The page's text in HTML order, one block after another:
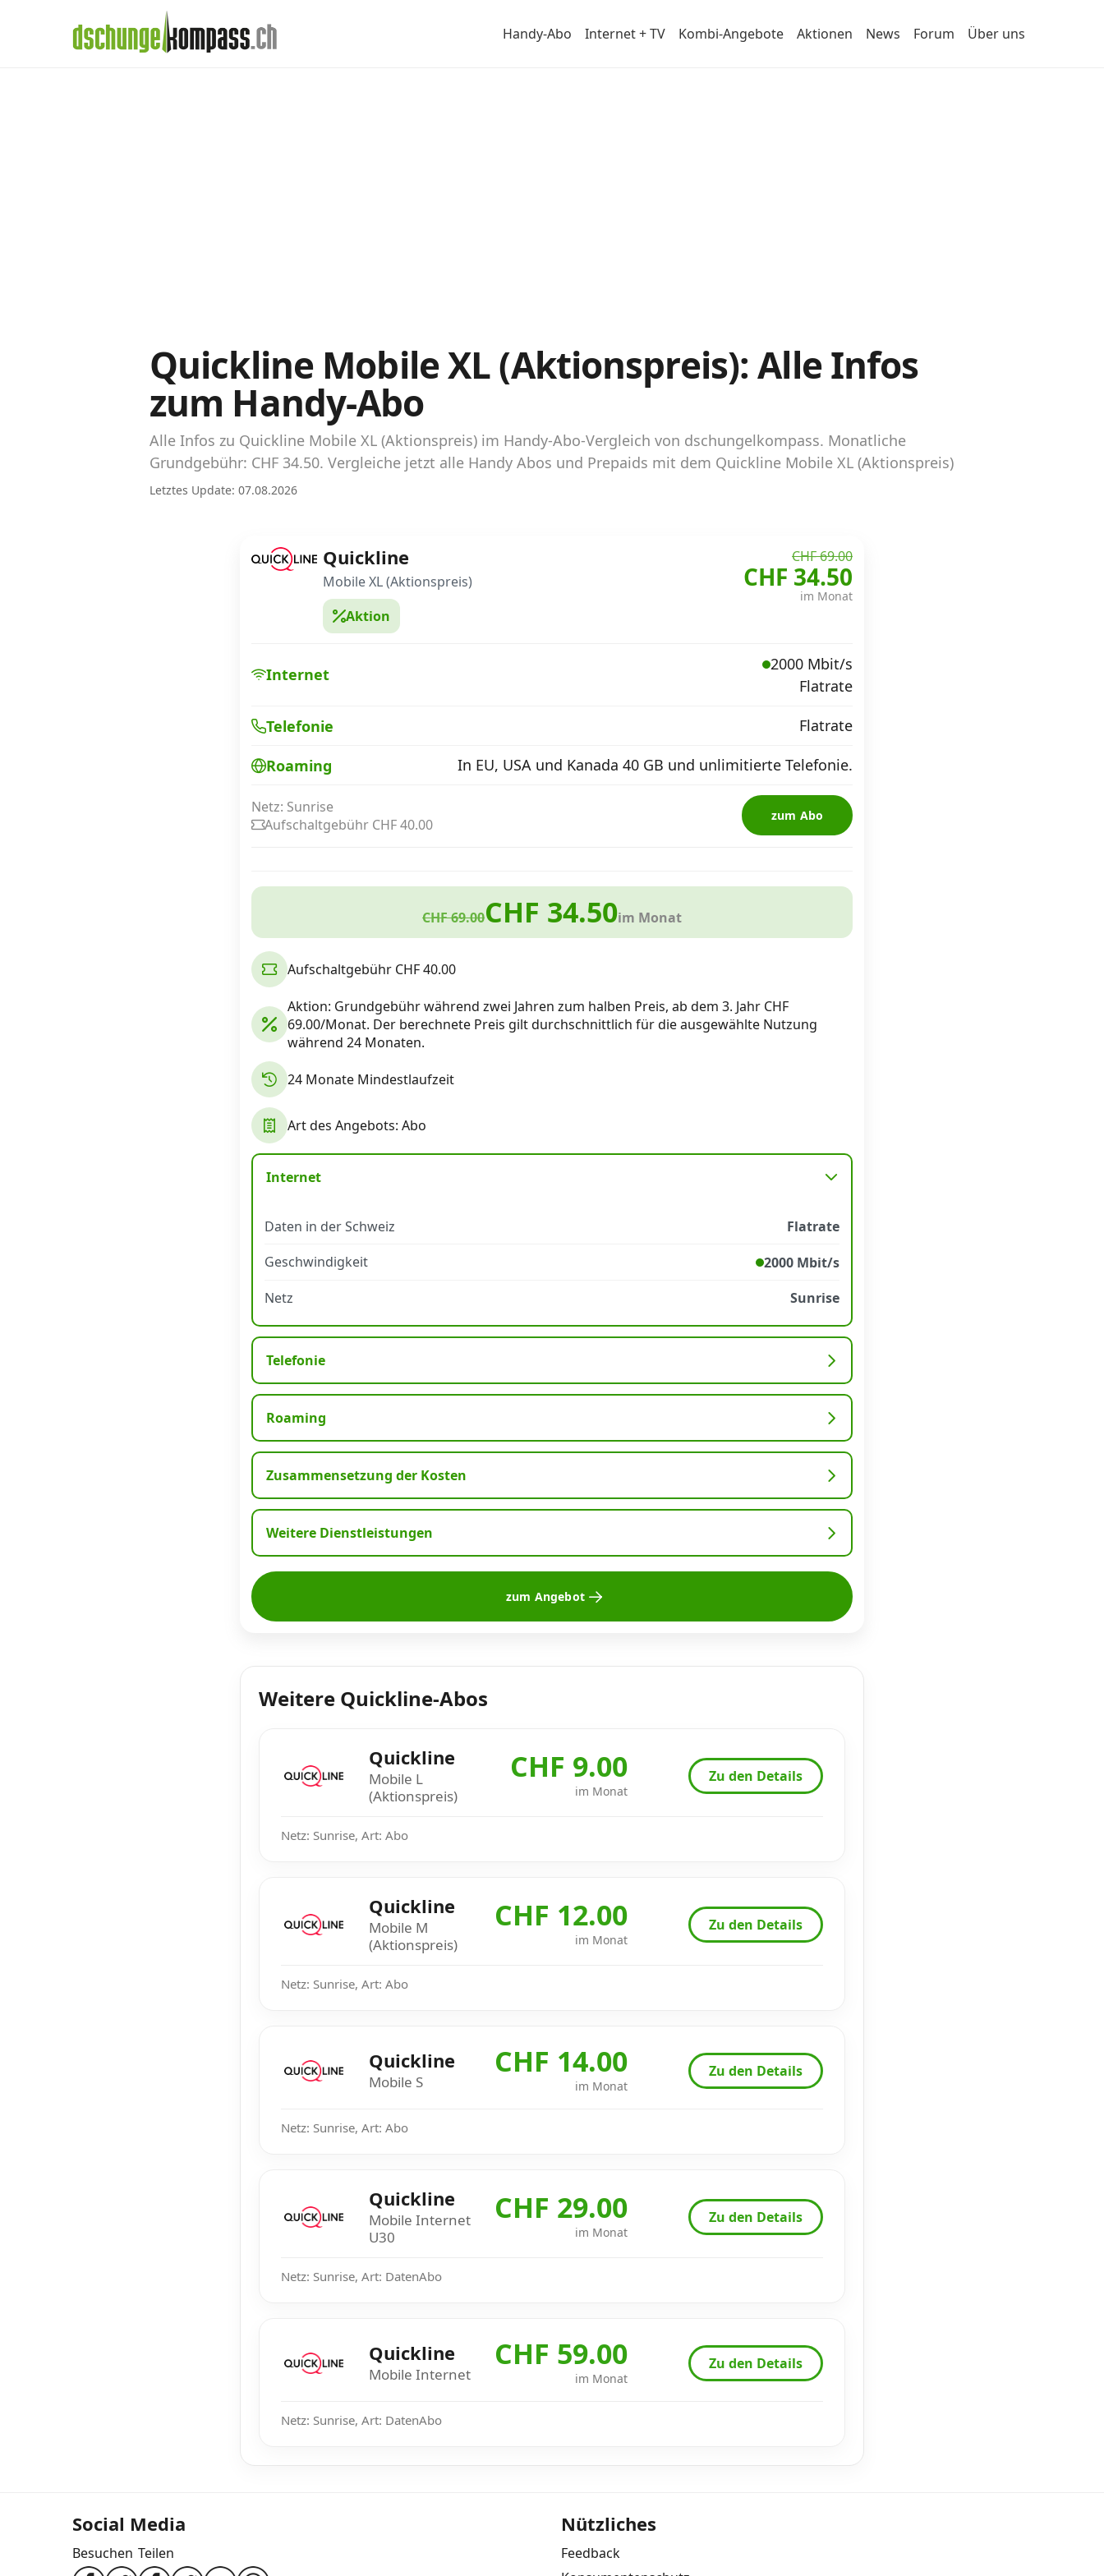
Handy-Abo Internet + TV Kombi-Angebote Aktionen News Forum Über uns
Daten-Abos vergleichen
Abos für Tablets, Hotspots und Smart
Tarifrechner Handy-Abo
Der gute alte Tarifrechner im neuen Design
Quickline Mobile XL (Aktionspreis): Alle Infos
zum Handy-Abo
Alle Infos zu Quickline Mobile XL (Aktionspreis) im Handy-Abo-Vergleich von dschungelkompass. Monatliche
Grundgebühr: CHF 34.50. Vergleiche jetzt alle Handy Abos und Prepaids mit dem Quickline Mobile XL (Aktionspreis)
Letztes Update: 07.08.2026
Quickline
Mobile XL (Aktionspreis)
Aktion
CHF 69.00
CHF 34.50
im Monat
Internet
2000 Mbit/s
Flatrate
Telefonie Flatrate
Roaming In EU, USA und Kanada 40 GB und unlimitierte Telefonie.
Netz: Sunrise
Aufschaltgebühr CHF 40.00
zum Abo
CHF 69.00CHF 34.50im Monat
Aufschaltgebühr CHF 40.00
Aktion: Grundgebühr während zwei Jahren zum halben Preis, ab dem 3. Jahr CHF
69.00/Monat. Der berechnete Preis gilt durchschnittlich für die ausgewählte Nutzung
während 24 Monaten.
24 Monate Mindestlaufzeit
Art des Angebots: Abo
Internet
Daten in der Schweiz
Flatrate
Geschwindigkeit
2000 Mbit/s
Netz
Sunrise
Telefonie
Roaming
Zusammensetzung der Kosten
Weitere Dienstleistungen
zum Angebot
Weitere Quickline-Abos
Quickline
Mobile L
(Aktionspreis)
CHF 9.00
im Monat
Zu den Details
Netz: Sunrise, Art: Abo
Quickline
Mobile M
(Aktionspreis)
CHF 12.00
im Monat
Zu den Details
Netz: Sunrise, Art: Abo
Quickline
Mobile S
CHF 14.00
im Monat
Zu den Details
Netz: Sunrise, Art: Abo
Quickline
Mobile Internet
U30
CHF 29.00
im Monat
Zu den Details
Netz: Sunrise, Art: DatenAbo
Quickline
Mobile Internet
CHF 59.00
im Monat
Zu den Details
Netz: Sunrise, Art: DatenAbo
Social Media
Besuchen Teilen
Nützliches
Feedback